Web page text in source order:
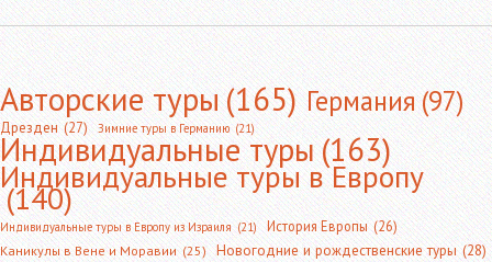
Авторские туры(165) Германия(97)
Дрезден (27) Зимние туры в Германию (21)
Индивидуальные туры(163)
Индивидуальные туры в Европу
(140)
Индивидуальные туры в Европу из Израиля (21) История Европы (26)
Каникулы в Вене и Моравии (25) Новогодние и рождественские туры (28)